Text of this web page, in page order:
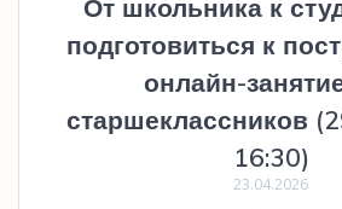
От школьника к
подготовиться к
онлайн-
старшеклассников
16:30)
23.04.2026